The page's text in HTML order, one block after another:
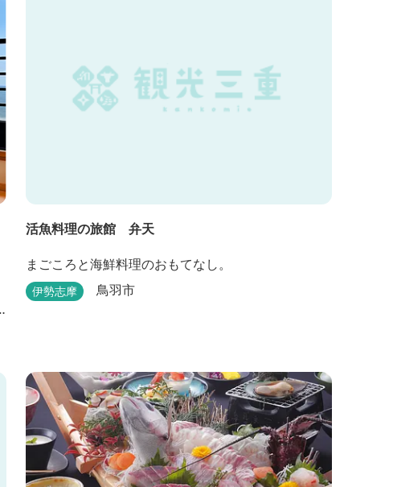
活魚料理の旅館 弁天
まごころと海鮮料理のおもてなし。
伊勢志摩 鳥羽市